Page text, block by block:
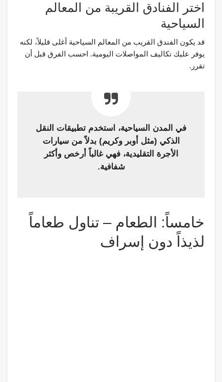
اختر الفنادق القريبة من المعالم
السياحية
قد يكون الفندق القريب من المعالم السياحية أغلى قليلاً، لكنه
يوفر عليك تكاليف المواصلات اليومية. احسب الفرق قبل أن
تقرر.
في المدن السياحية، استخدم تطبيقات النقل
الذكي (مثل أوبر وكريم) بدلاً من سيارات
الأجرة التقليدية، فهي غالباً أرخص وأكثر
شفافية.
خامساً: الطعام – تناول طعاماً
لذيذاً دون إسراف